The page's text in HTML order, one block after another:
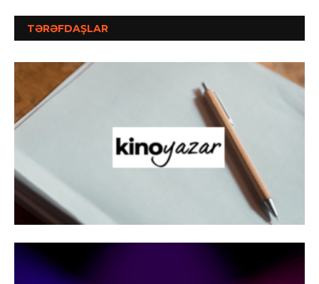
TƏRƏFDAŞLAR